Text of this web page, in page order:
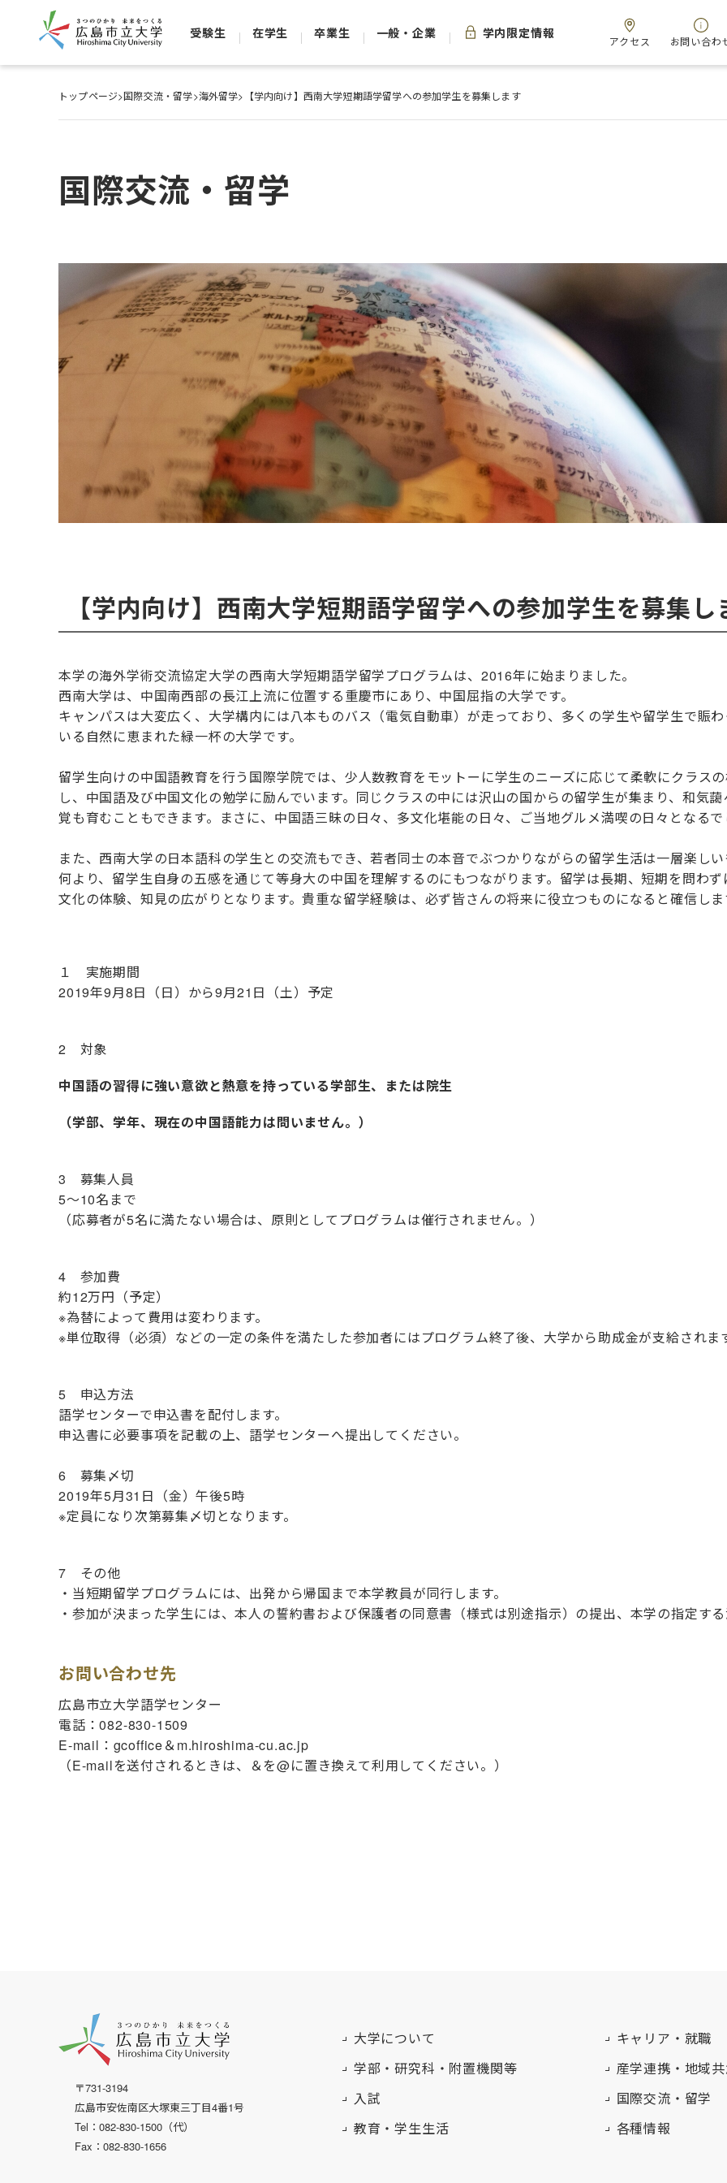
受験生 在学生 卒業生 一般・企業 学内限定情報
アクセス お問い合わ
トップページ>国際交流・留学>海外留学> 【学内向け】西南大学短期語学留学への参加学生を募集します
国際交流・留学
【学内向け】西南大学短期語学留学への参加学生を募集し
本学の海外学術交流協定大学の西南大学短期語学留学プログラムは、2016年に始まりました。
西南大学は、中国南西部の長江上流に位置する重慶市にあり、中国屈指の大学です。
キャンパスは大変広く、大学構内には八本ものバス（電気自動車）が走っており、多くの学生や留学生で賑
いる自然に恵まれた緑一杯の大学です。
留学生向けの中国語教育を行う国際学院では、少人数教育をモットーに学生のニーズに応じて柔軟にクラス
し、中国語及び中国文化の勉学に励んでいます。同じクラスの中には沢山の国からの留学生が集まり、和気
覚も育むこともできます。まさに、中国語三昧の日々、多文化堪能の日々、ご当地グルメ満喫の日々となる
また、西南大学の日本語科の学生との交流もでき、若者同士の本音でぶつかりながらの留学生活は一層楽し
何より、留学生自身の五感を通じて等身大の中国を理解するのにもつながります。留学は長期、短期を問わ
文化の体験、知見の広がりとなります。貴重な留学経験は、必ず皆さんの将来に役立つものになると確信しま
１ 実施期間
2019年9月8日（日）から9月21日（土）予定
2 対象
中国語の習得に強い意欲と熱意を持っている学部生、または院生
（学部、学年、現在の中国語能力は問いません。）
3 募集人員
5～10名まで
（応募者が5名に満たない場合は、原則としてプログラムは催行されません。）
4 参加費
約12万円（予定）
※為替によって費用は変わります。
※単位取得（必須）などの一定の条件を満たした参加者にはプログラム終了後、大学から助成金が支給されま
5 申込方法
語学センターで申込書を配付します。
申込書に必要事項を記載の上、語学センターへ提出してください。
6 募集〆切
2019年5月31日（金）午後5時
※定員になり次第募集〆切となります。
7 その他
・当短期留学プログラムには、出発から帰国まで本学教員が同行します。
・参加が決まった学生には、本人の誓約書および保護者の同意書（様式は別途指示）の提出、本学の指定す
お問い合わせ先
広島市立大学語学センター
電話：082-830-1509
E-mail：gcoffice＆m.hiroshima-cu.ac.jp
（E-mailを送付されるときは、＆を@に置き換えて利用してください。）
〒731-3194
広島市安佐南区大塚東三丁目4番1号
Tel：082-830-1500（代）
Fax：082-830-1656
大学について
学部・研究科・附置機関等
入試
教育・学生生活
キャリア・就職
産学連携・地域
国際交流・留学
各種情報